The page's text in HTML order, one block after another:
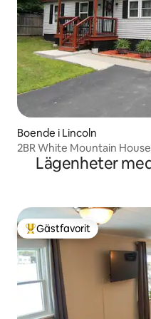
Boende i Lincoln
2BR White Mountain
Lägenheter
Populär gästfavorit
Gästfavorit